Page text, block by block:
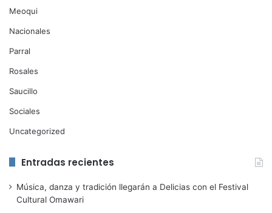
Meoqui
Nacionales
Parral
Rosales
Saucillo
Sociales
Uncategorized
Entradas recientes
Música, danza y tradición llegarán a Delicias con el Festival
Cultural Omawari